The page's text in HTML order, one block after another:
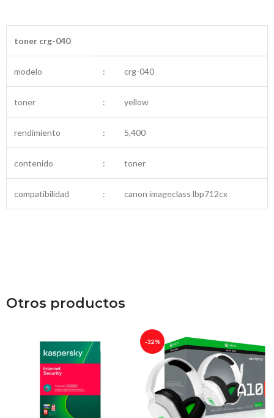
toner crg-040
modelo : crg-040
toner : yellow
rendimiento : 5,400
contenido : toner
compatibilidad : canon imageclass lbp712cx
Otros productos
-32%